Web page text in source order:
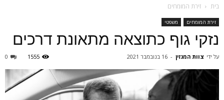
בית זירת המומחים
זירת המומחים משפטי
נזקי גוף כתוצאה מתאונת דרכים
על ידי צוות המגזין - 16 בנובמבר 2021 0 1555